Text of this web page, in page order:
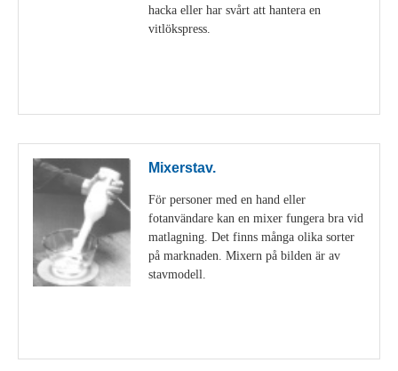
hacka eller har svårt att hantera en
vitlökspress.
Mixerstav.
För personer med en hand eller
fotanvändare kan en mixer fungera bra vid
matlagning. Det finns många olika sorter
på marknaden. Mixern på bilden är av
stavmodell.